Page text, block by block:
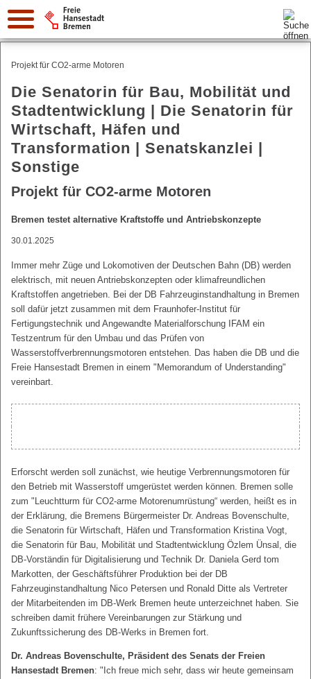
Suche:
Projekt für CO2-arme Motoren
Die Senatorin für Bau, Mobilität und
Stadtentwicklung | Die Senatorin für
Wirtschaft, Häfen und
Transformation | Senatskanzlei |
Sonstige
Projekt für CO2-arme Motoren
Bremen testet alternative Kraftstoffe und Antriebskonzepte
30.01.2025
Immer mehr Züge und Lokomotiven der Deutschen Bahn (DB) werden
elektrisch, mit neuen Antriebskonzepten oder klimafreundlichen
Kraftstoffen angetrieben. Bei der DB Fahrzeuginstandhaltung in Bremen
soll dafür jetzt zusammen mit dem Fraunhofer-Institut für
Fertigungstechnik und Angewandte Materialforschung IFAM ein
Testzentrum für den Umbau und das Prüfen von
Wasserstoffverbrennungsmotoren entstehen. Das haben die DB und die
Freie Hansestadt Bremen in einem "Memorandum of Understanding"
vereinbart.
Erforscht werden soll zunächst, wie heutige Verbrennungsmotoren für
den Betrieb mit Wasserstoff umgerüstet werden können. Bremen solle
zum "Leuchtturm für CO2-arme Motorenumrüstung“ werden, heißt es in
der Erklärung, die Bremens Bürgermeister Dr. Andreas Bovenschulte,
die Senatorin für Wirtschaft, Häfen und Transformation Kristina Vogt,
die Senatorin für Bau, Mobilität und Stadtentwicklung Özlem Ünsal, die
DB-Vorständin für Digitalisierung und Technik Dr. Daniela Gerd tom
Markotten, der Geschäftsführer Produktion bei der DB
Fahrzeuginstandhaltung Nico Petersen und Ronald Ditte als Vertreter
der Mitarbeitenden im DB-Werk Bremen heute unterzeichnet haben. Sie
schreiben damit frühere Vereinbarungen zur Stärkung und
Zukunftssicherung des DB-Werks in Bremen fort.
Dr. Andreas Bovenschulte, Präsident des Senats der Freien
Hansestadt Bremen: "Ich freue mich sehr, dass wir heute gemeinsam